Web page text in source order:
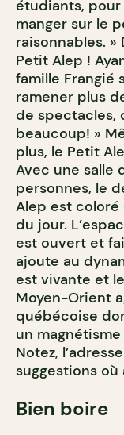
étudiants,
manger sur le
raisonnables. »
Petit Alep !
famille Frangié
ramener plus
de spectacles,
beaucoup! »
plus, le Petit
Avec une salle
personnes, le
Alep est
du jour.
est ouvert et
ajoute au
est vivante et
Moyen-Orient
québécoise
un
Notez,
suggestions où
Bien boire